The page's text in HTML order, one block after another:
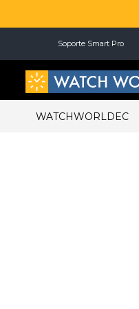
Soporte Smart Pro
WATCHWORLDEC